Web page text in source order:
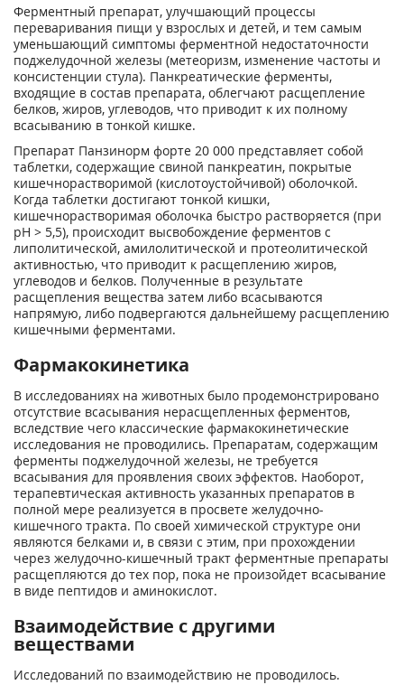
Ферментный препарат, улучшающий процессы
переваривания пищи у взрослых и детей, и тем самым
уменьшающий симптомы ферментной недостаточности
поджелудочной железы (метеоризм, изменение частоты и
консистенции стула). Панкреатические ферменты,
входящие в состав препарата, облегчают расщепление
белков, жиров, углеводов, что приводит к их полному
всасыванию в тонкой кишке.
Препарат Панзинорм форте 20 000 представляет собой
таблетки, содержащие свиной панкреатин, покрытые
кишечнорастворимой (кислотоустойчивой) оболочкой.
Когда таблетки достигают тонкой кишки,
кишечнорастворимая оболочка быстро растворяется (при
pH > 5,5), происходит высвобождение ферментов с
липолитической, амилолитической и протеолитической
активностью, что приводит к расщеплению жиров,
углеводов и белков. Полученные в результате
расщепления вещества затем либо всасываются
напрямую, либо подвергаются дальнейшему расщеплению
кишечными ферментами.
Фармакокинетика
В исследованиях на животных было продемонстрировано
отсутствие всасывания нерасщепленных ферментов,
вследствие чего классические фармакокинетические
исследования не проводились. Препаратам, содержащим
ферменты поджелудочной железы, не требуется
всасывания для проявления своих эффектов. Наоборот,
терапевтическая активность указанных препаратов в
полной мере реализуется в просвете желудочно-
кишечного тракта. По своей химической структуре они
являются белками и, в связи с этим, при прохождении
через желудочно-кишечный тракт ферментные препараты
расщепляются до тех пор, пока не произойдет всасывание
в виде пептидов и аминокислот.
Взаимодействие с другими
веществами
Исследований по взаимодействию не проводилось.